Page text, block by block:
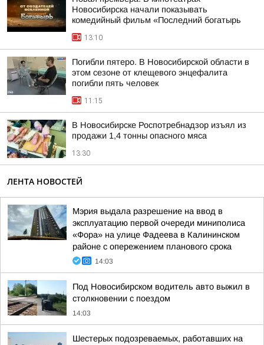
Новосибирска начали показывать
комедийный фильм «Последний богатырь
13:10
Погибли пятеро. В Новосибирской области в
этом сезоне от клещевого энцефалита
погибли пять человек
11:15
В Новосибирске Роспотребнадзор изъял из
продажи 1,4 тонны опасного мяса
13:30
ЛЕНТА НОВОСТЕЙ
Мэрия выдала разрешение на ввод в
эксплуатацию первой очереди миниполиса
«Фора» на улице Фадеева в Калининском
районе с опережением планового срока
14:03
Под Новосибирском водитель авто выжил в
столкновении с поездом
14:03
Шестерых подозреваемых, работавших на